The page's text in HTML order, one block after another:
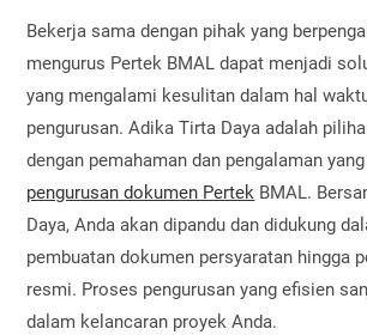
Bekerja sama dengan pihak yang
mengurus Pertek BMAL dapat menjadi
yang mengalami kesulitan dalam hal
pengurusan. Adika Tirta Daya adalah
dengan pemahaman dan pengalaman
pengurusan dokumen Pertek BMAL.
Daya, Anda akan dipandu dan didukung
pembuatan dokumen persyaratan hingga
resmi. Proses pengurusan yang efisien
dalam kelancaran proyek Anda.